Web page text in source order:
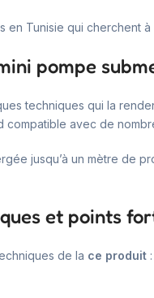
en Tunisie qui cherchent
pompe
techniques qui la
compatible avec de
jusqu’à un mètre de
et points
de la ce produit :